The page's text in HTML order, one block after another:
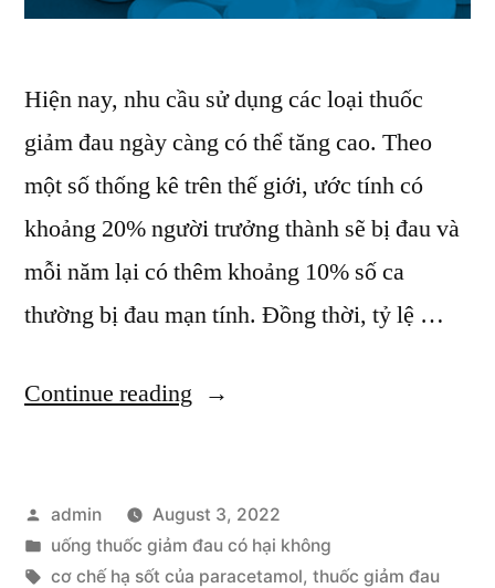
Hiện nay, nhu cầu sử dụng các loại thuốc
giảm đau ngày càng có thể tăng cao. Theo
một số thống kê trên thế giới, ước tính có
khoảng 20% ​​người trưởng thành sẽ bị đau và
mỗi năm lại có thêm khoảng 10% số ca
thường bị đau mạn tính. Đồng thời, tỷ lệ …
Continue reading “Nếu
Giảm
Đau
Posted
by
admin
August 3, 2022
Posted
in
uống thuốc giảm đau có hại không
Tags:
cơ chế hạ sốt của paracetamol, thuốc giảm đau